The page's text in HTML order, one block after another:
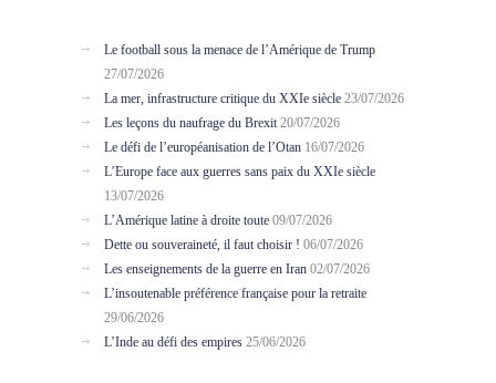
Le football sous la menace de l’Amérique de Trump
27/07/2026
La mer, infrastructure critique du XXIe siècle 23/07/2026
Les leçons du naufrage du Brexit 20/07/2026
Le défi de l’européanisation de l’Otan 16/07/2026
L’Europe face aux guerres sans paix du XXIe siècle
13/07/2026
L’Amérique latine à droite toute 09/07/2026
Dette ou souveraineté, il faut choisir ! 06/07/2026
Les enseignements de la guerre en Iran 02/07/2026
L’insoutenable préférence française pour la retraite
29/06/2026
L’Inde au défi des empires 25/06/2026